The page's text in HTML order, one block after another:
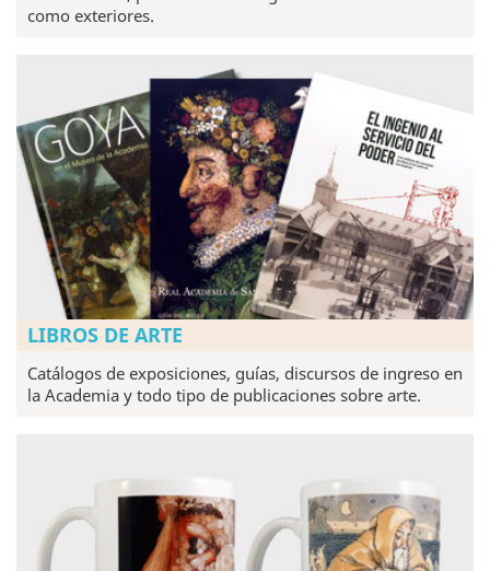
como exteriores.
LIBROS DE ARTE
Catálogos de exposiciones, guías, discursos de ingreso en
la Academia y todo tipo de publicaciones sobre arte.